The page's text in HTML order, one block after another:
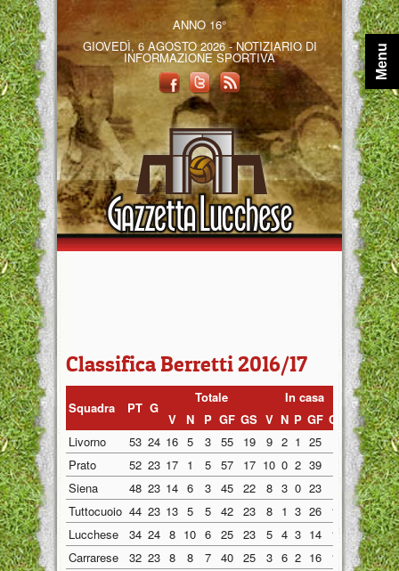
ANNO 16°
GIOVEDÌ, 6 AGOSTO 2026 - NOTIZIARIO DI
INFORMAZIONE SPORTIVA
Classifica Berretti 2016/17
Squadra PT G
Totale In casa
Fuori
V
N P GF GS V N P GF GS V N P
Livorno
53 24 16 5 3 55 19 9 2 1 25 7 3 2
Prato
52 23 17 1 5 57 17 10 0 2 39 7 1 3
Siena
48 23 14 6 3 45 22 8 3 0 23 6 3 3
Tuttocuoio 44 23 13 5 5 42 23 8 1 3 26 11 5 4 2
Lucchese
34 24 8 10 6 25 23 5 4 3 14 10 3 6 3
Carrarese
32 23 8 8 7 40 25 3 6 2 16 14 5 2 5
Menu